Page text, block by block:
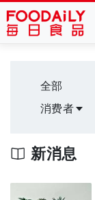
全部
消费者
新消息